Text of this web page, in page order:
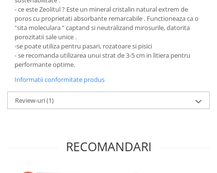
- ce este Zeolitul ? Este un mineral cristalin natural extrem de
poros cu proprietati absorbante remarcabile . Functioneaza ca o
"sita moleculara " captand si neutralizand mirosurile, datorita
porozitatii sale unice .
-se poate utiliza pentru pasari, rozatoare si pisici
- se recomanda utilizarea unui strat de 3-5 cm in litiera pentru
performante optime.
Informatii conformitate produs
Review-uri(1)
RECOMANDARI